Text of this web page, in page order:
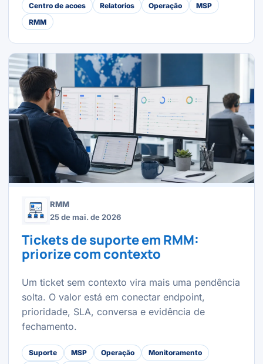
Centro de acoes
Relatorios Operação
MSP
RMM
RMM
25 de mai. de 2026
Tickets de suporte em RMM:
priorize com contexto
Um ticket sem contexto vira mais uma pendência
solta. O valor está em conectar endpoint,
prioridade, SLA, conversa e evidência de
fechamento.
Suporte MSP Operação
Monitoramento